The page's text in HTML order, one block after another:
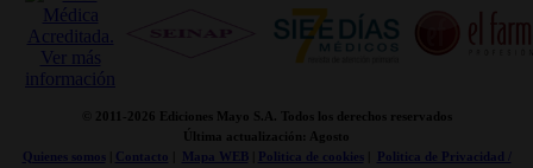
© 2011- 2026 Ediciones Mayo S.A. Todos los derechos reservados
Última actualización: Agosto
Quienes somos| Contacto Mapa WEB| Politica de cookies|
Politica de Privacidad /